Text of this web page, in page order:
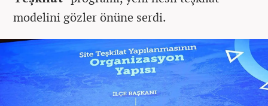
modelini gözler önüne serdi.